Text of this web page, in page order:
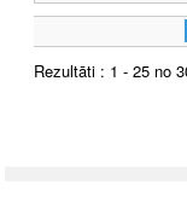
Rezultāti : 1 - 25 no